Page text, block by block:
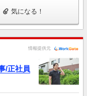
気になる！
情報提供元
/正社員